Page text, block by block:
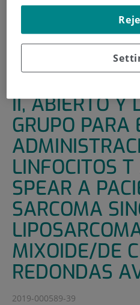
GRUPO PARA EVALUAR LA
LINFOCITOS T ADP-A2M4
SARCOMA SINOVIAL O
II, ABIERTO Y
GRUPO
LINFOCITOS
SPEAR A
SARCOMA
MIXOIDE/DE
REDONDAS
2019-000589-39